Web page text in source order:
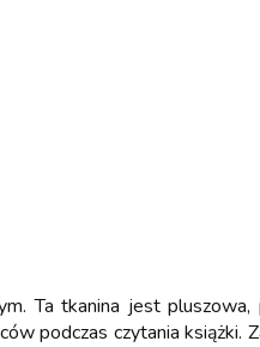
Ta tkanina jest pluszowa,
podczas czytania książki.